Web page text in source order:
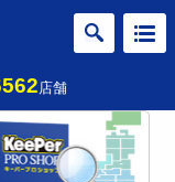
店舗